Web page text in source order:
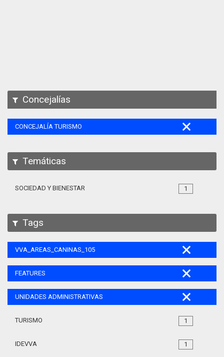
Concejalías
CONCEJALÍA TURISMO
Temáticas
1
SOCIEDAD Y BIENESTAR
Tags
VVA_AREAS_CANINAS_105
FEATURES
UNIDADES ADMINISTRATIVAS
1
TURISMO
1
IDEVVA